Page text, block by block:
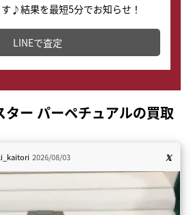
♪結果を最短5分でお知らせ！
定金額を知ることが出来ます。
LINEで査定
ター パーペチュアルの買取
2026/08/03